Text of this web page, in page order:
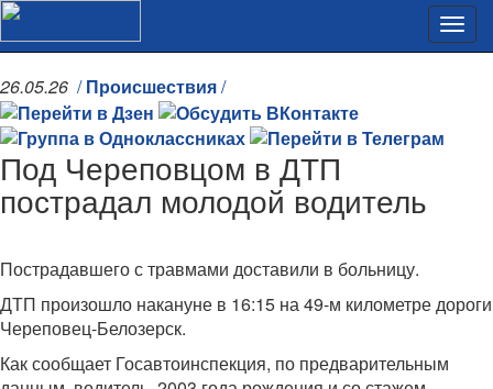
26.05.26 /Происшествия/
Под Череповцом в ДТП
пострадал молодой водитель
Пострадавшего с травмами доставили в больницу.
ДТП произошло накануне в 16:15 на 49-м километре дороги
Череповец-Белозерск.
Как сообщает Госавтоинспекция, по предварительным